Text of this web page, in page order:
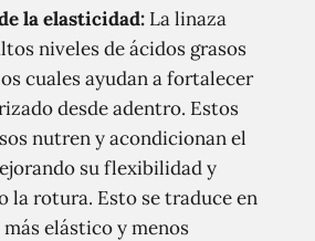
la elasticidad: La linaza
niveles de ácidos grasos
cuales ayudan a fortalecer
desde adentro. Estos
nutren y acondicionan el
su flexibilidad y
la rotura. Esto se traduce en
elástico y menos